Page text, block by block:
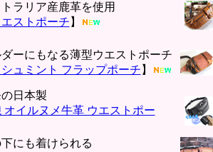
トラリア産鹿革を使用
ストポーチ 】
ダーにもなる薄型ウエストポーチ
ュミント フラップポーチ 】
の日本製
オイルヌメ牛革 ウエストポー
下にも着けられる